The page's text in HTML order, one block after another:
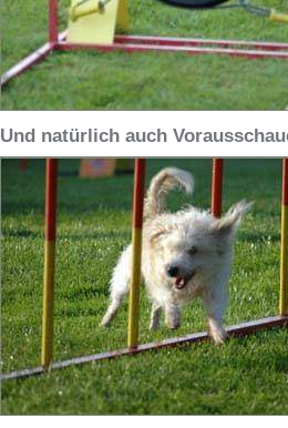
Und natürlich auch